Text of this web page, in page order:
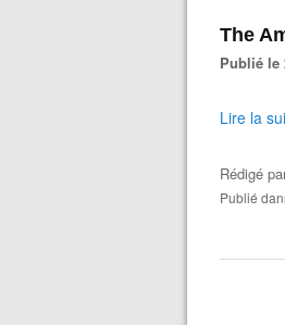
The
Publié
Lire la
Rédigé
Publié